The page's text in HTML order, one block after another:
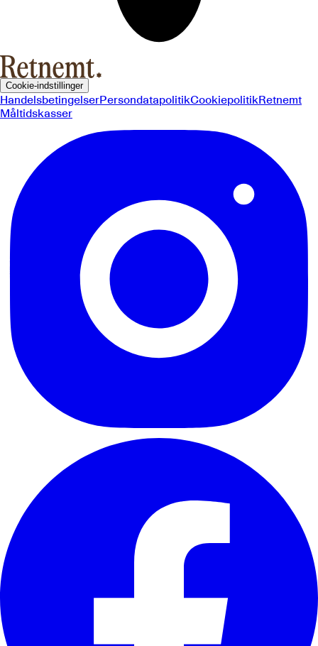
Cookie-indstillinger
HandelsbetingelserPersondatapolitikCookiepolitikRetnemt
Måltidskasser